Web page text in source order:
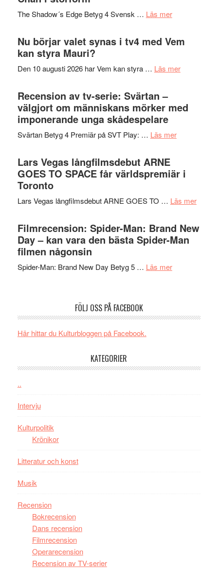
och
The Shadow´s Edge Betyg 4 Svensk … Läs merom
Shadow
Edge
och
en
i
Nu börjar valet synas i tv4 med Vem
kan styra Mauri?
Den 10 augusti 2026 har Vem kan styra … Läs merom
valet
synas
kan
Recension av tv-serie: Svärtan –
välgjort om människans mörker med
imponerande unga skådespelare
Svärtan Betyg 4 Premiär på SVT Play: … Läs merom
tv-
serie:
–
om
människans
Lars Vegas långfilmsdebut ARNE
GOES TO SPACE får världspremiär i
Toronto
Lars Vegas långfilmsdebut ARNE GOES TO … Läs merom
i
Filmrecension: Spider-Man: Brand New
Day – kan vara den bästa Spider-Man
filmen någonsin
Spider-Man: Brand New Day Betyg 5 … Läs merom
vara
FÖLJ OSS PÅ FACEBOOK
Här hittar du Kulturbloggen på Facebook.
KATEGORIER
..
Intervju
Kulturpolitik
Krönikor
Litteratur och konst
Musik
Recension
Bokrecension
Dans recension
Filmrecension
Operarecension
Recension av TV-serier